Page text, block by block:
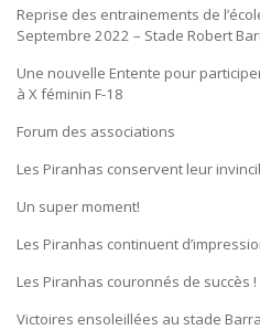
Reprise des entrainements de
Septembre 2022 – Stade Robert
Une nouvelle Entente pour
à X féminin F-18
Forum des associations
Les Piranhas conservent leur
Un super moment!
Les Piranhas continuent
Les Piranhas couronnés de succès !
Victoires ensoleillées au stade